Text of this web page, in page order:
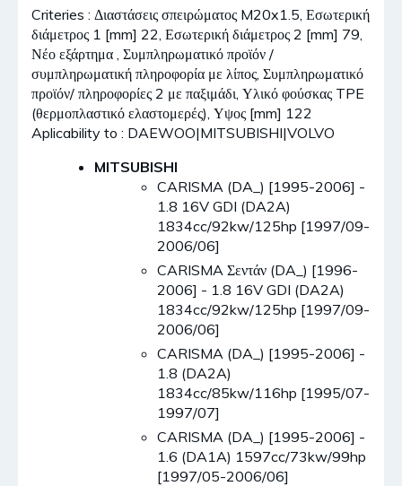
Criteries : Διαστάσεις σπειρώματος M20x1.5, Εσωτερική
διάμετρος 1 [mm] 22, Εσωτερική διάμετρος 2 [mm] 79,
Νέο εξάρτημα , Συμπληρωματικό προϊόν /
συμπληρωματική πληροφορία με λίπος, Συμπληρωματικό
προϊόν/ πληροφορίες 2 με παξιμάδι, Υλικό φούσκας TPE
(θερμοπλαστικό ελαστομερές), Υψος [mm] 122
Aplicability to : DAEWOO|MITSUBISHI|VOLVO
MITSUBISHI
CARISMA (DA_) [1995-2006] -
1.8 16V GDI (DA2A)
1834cc/92kw/125hp [1997/09-
2006/06]
CARISMA Σεντάν (DA_) [1996-
2006] - 1.8 16V GDI (DA2A)
1834cc/92kw/125hp [1997/09-
2006/06]
CARISMA (DA_) [1995-2006] -
1.8 (DA2A)
1834cc/85kw/116hp [1995/07-
1997/07]
CARISMA (DA_) [1995-2006] -
1.6 (DA1A) 1597cc/73kw/99hp
[1997/05-2006/06]